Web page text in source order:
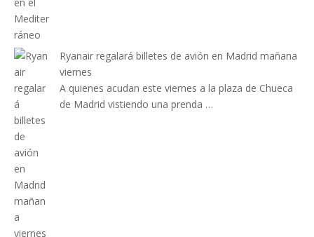
Ryanair regalará billetes de avión en Madrid mañana
viernes
A quienes acudan este viernes a la plaza de Chueca
de Madrid vistiendo una prenda …